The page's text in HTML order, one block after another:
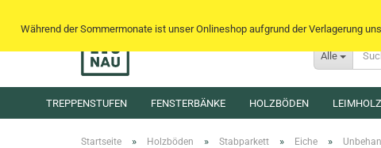
Alle
Während der Sommermonate ist unser Onlineshop aufgrund der Verlagerung
TREPPENSTUFEN FENSTERBÄNKE HOLZBÖDEN
Startseite » Holzböden » Stabparkett » Eiche »